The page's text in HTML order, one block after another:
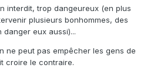
interdit, trop dangeureux (en plus
plusieurs bonhommes, des
eux aussi)...
ne peut pas empêcher les gens de
croire le contraire.